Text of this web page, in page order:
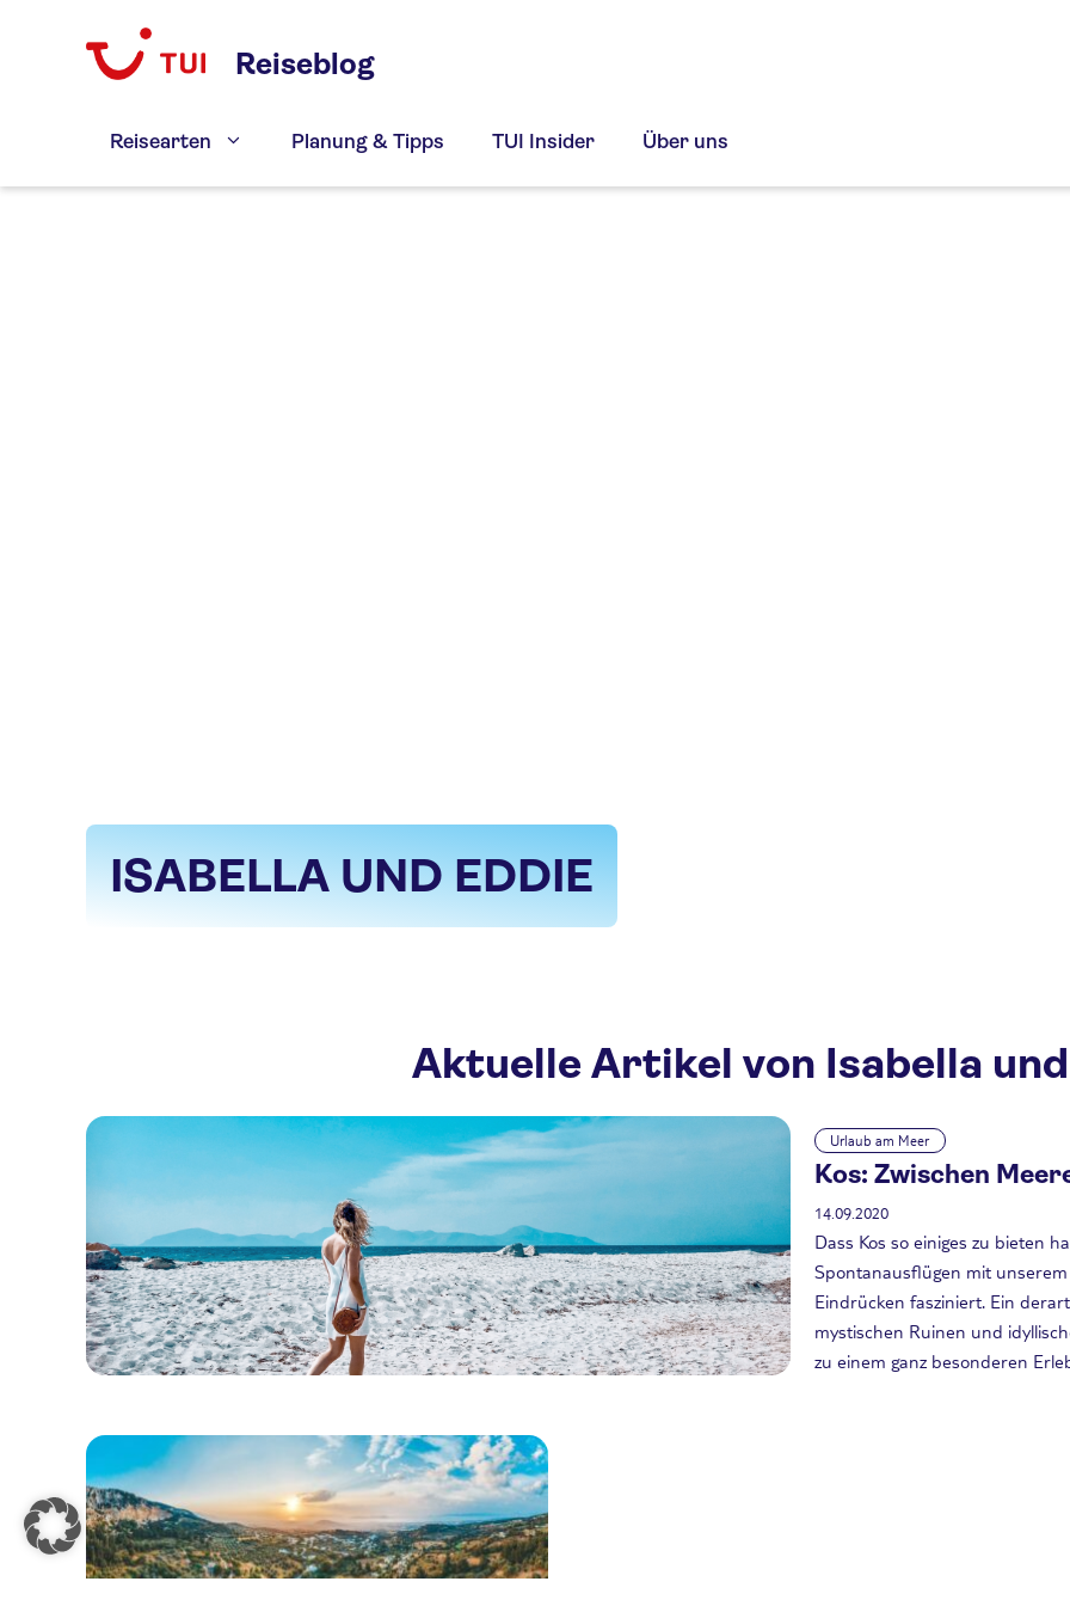
Reiseblog
Reisearten Planung & Tipps TUI Insider Über uns
ISABELLA UND EDDIE
Aktuelle Artikel von Isabella
Urlaub am Meer
Kos: Zwischen
14.09.2020
Dass Kos so einiges zu bieten
Spontanausflügen mit
Eindrücken fasziniert. Ein
mystischen Ruinen und
zu einem ganz besonderen